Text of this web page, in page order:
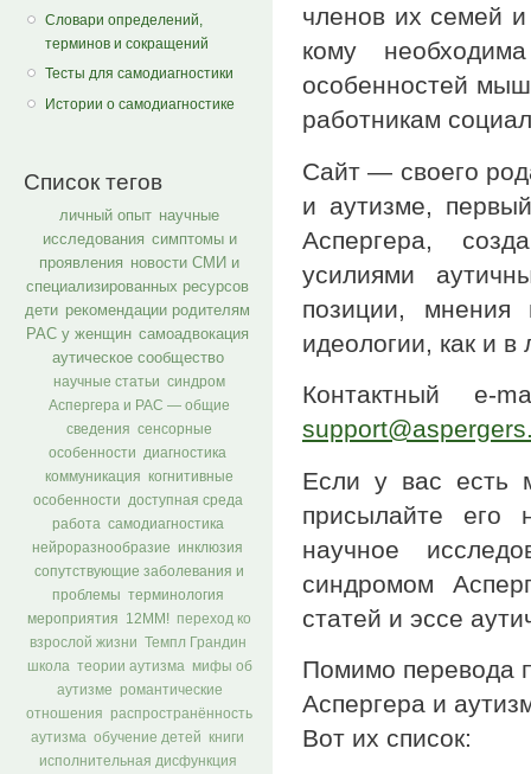
Словари определений,
терминов и сокращений
Тесты для самодиагностики
Истории о самодиагностике
Список тегов
личный опыт научные
исследования симптомы и
проявления новости СМИ и
специализированных ресурсов
дети рекомендации родителям
РАС у женщин самоадвокация
аутическое сообщество
научные статьи синдром
Аспергера и РАС — общие
сведения сенсорные
особенности диагностика
коммуникация когнитивные
особенности доступная среда
работа самодиагностика
нейроразнообразие инклюзия
сопутствующие заболевания и
проблемы терминология
мероприятия 12ММ! переход ко
взрослой жизни
Темпл Грандин
школа теории аутизма
мифы об
аутизме
романтические
отношения
распространённость
аутизма обучение детей
книги
исполнительная дисфункция
членов их семей
кому
особенностей
работникам
Сайт — своего
и аутизме,
Аспергера,
усилиями
позиции,
идеологии, как и
Контактный e-
Если у вас есть
присылайте
научное
синдромом
статей и эссе
Помимо перевода
Аспергера и
Вот их список: